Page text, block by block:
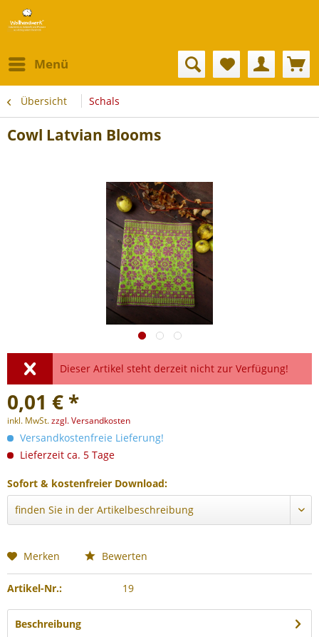
Menü
Übersicht Schals
Cowl Latvian Blooms
Dieser Artikel steht derzeit nicht zur Verfügung!
0,01 € *
inkl. MwSt.zzgl. Versandkosten
Versandkostenfreie Lieferung!
Lieferzeit ca. 5 Tage
Sofort & kostenfreier Download:
Merken Bewerten
Artikel-Nr.: 19
Beschreibung